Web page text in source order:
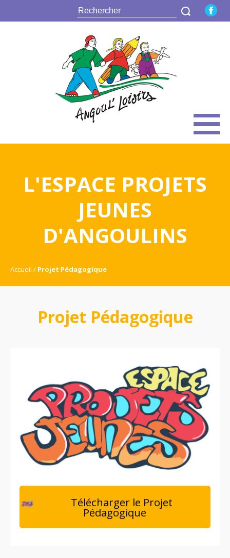
L'ESPACE PROJETS
JEUNES
D'ANGOULINS
Accueil Projet Pédagogique
Projet Pédagogique
Télécharger le Projet
Pédagogique